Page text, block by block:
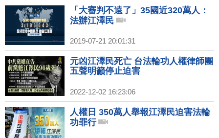
「大審判不遠了」35國近320萬人：
法辦江澤民
2019-07-21 20:01:31
元凶江澤民死亡 台法輪功人權律師團
五聲明籲停止迫害
2022-12-02 16:23:06
人權日 350萬人舉報江澤民迫害法輪
功罪行